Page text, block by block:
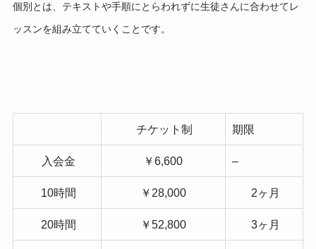
個別とは、テキストや手順にとらわれずに生徒さんに合わせてレ
ッスンを組み立てていくことです。
チケット制 期限
入会金 ￥6,600 –
10時間 ￥28,000 2ヶ月
20時間 ￥52,800 3ヶ月